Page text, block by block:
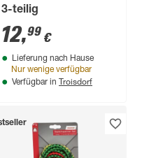
3-teilig
12,99 €
Lieferung nach Hause
Nur wenige verfügbar
Verfügbar in Troisdorf